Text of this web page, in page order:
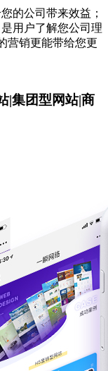
的公司带来效益；
用户了解您公司理
营销更能带给您更
|集团型网站|商